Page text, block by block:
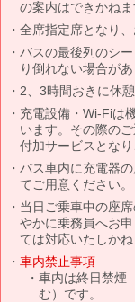
の案内はできかねま
全席指定席となり
バスの最後列のシ
り倒れない場合があ
2、3時間おきに休憩
充電設備・Wi-Fiは
います。その際の
付加サービスとな
バス車内に充電器
てご用意ください。
当日ご乗車中の座
やかに乗務員へお
ては対応いたしか
車内禁止事項
車内は終日禁煙
む）です。